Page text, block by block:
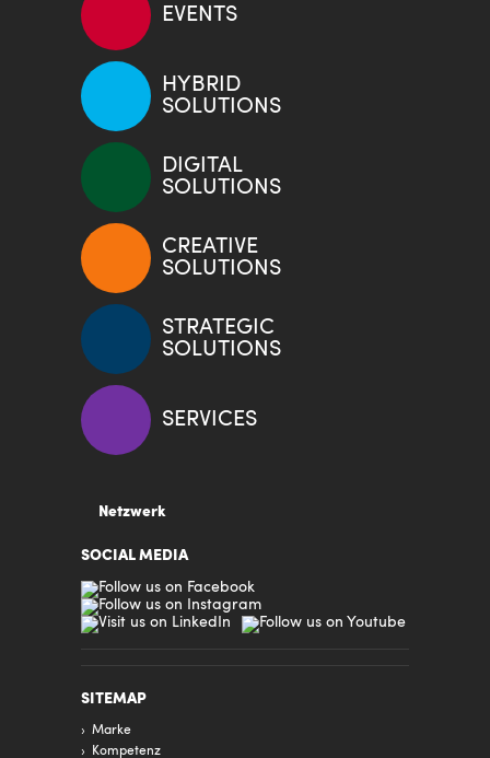
EVENTS
HYBRID
SOLUTIONS
DIGITAL
SOLUTIONS
CREATIVE
SOLUTIONS
STRATEGIC
SOLUTIONS
SERVICES
Netzwerk
SOCIAL MEDIA
SITEMAP
Marke
Kompetenz